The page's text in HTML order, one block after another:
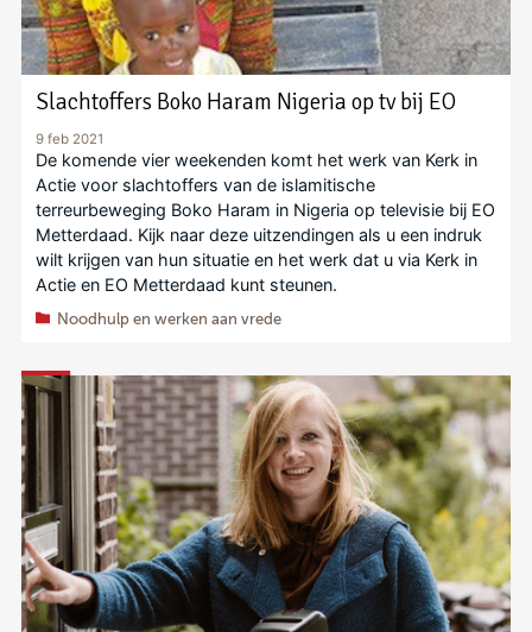
Slachtoffers Boko Haram Nigeria op tv bij EO
9 feb 2021
De komende vier weekenden komt het werk van Kerk in
Actie voor slachtoffers van de islamitische
terreurbeweging Boko Haram in Nigeria op televisie bij EO
Metterdaad. Kijk naar deze uitzendingen als u een indruk
wilt krijgen van hun situatie en het werk dat u via Kerk in
Actie en EO Metterdaad kunt steunen.
Noodhulp en werken aan vrede